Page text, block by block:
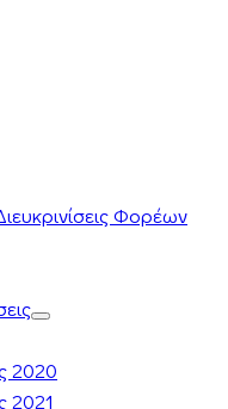
Φορέων
2020
2021